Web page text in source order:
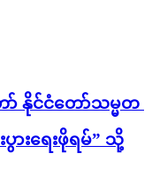
ာ် နိုင်ငံတော်သမ္မတ
ပွားရေးဖိုရမ်” သို့